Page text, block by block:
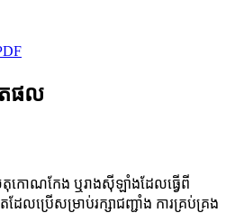
ផល
តុកោណកែង ឬរាងស៊ីឡាំងដែលធ្វើពី
ប្រើសម្រាប់រក្សាជញ្ជាំង ការគ្រប់គ្រង